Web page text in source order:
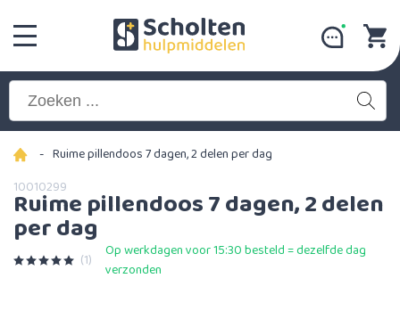
- Ruime pillendoos 7 dagen, 2 delen per dag
10010299
Ruime pillendoos 7 dagen, 2 delen
per dag
(1)
Op werkdagen voor 15:30 besteld = dezelfde dag
verzonden